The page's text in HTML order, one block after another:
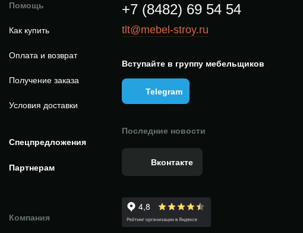
Помощь
Как купить
Оплата и возврат
Получение заказа
Условия доставки
Спецпредложения
Партнерам
Компания
+7 (8482) 69 54 54
tlt@mebel-stroy.ru
Вступайте в группу мебельщиков
Telegram
Последние новости
Вконтакте